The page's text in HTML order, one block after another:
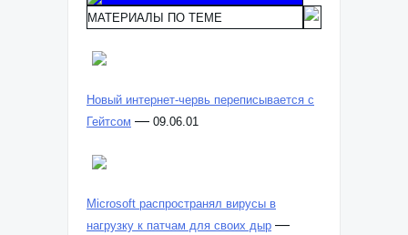
МАТЕРИАЛЫ ПО ТЕМЕ
Новый интернет-червь переписывается с
Гейтсом — 09.06.01
Microsoft распространял вирусы в
нагрузку к патчам для своих дыр —